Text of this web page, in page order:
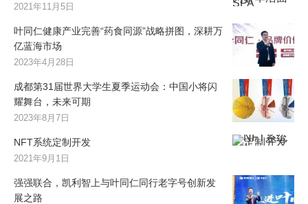
2021年11月5日
叶同仁健康产业完善“药食同源”战略拼图，深耕万
亿蓝海市场
2023年4月28日
成都第31届世界大学生夏季运动会：中国小将闪
耀舞台，未来可期
2023年8月7日
NFT系统定制开发
2021年9月1日
强强联合，凯利智上与叶同仁同行老字号创新发
展之路